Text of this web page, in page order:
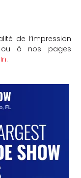
de l’impression
à nos pages
.